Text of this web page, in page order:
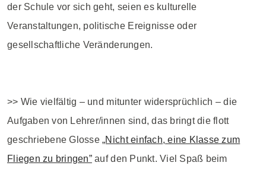
der Schule vor sich geht, seien es kulturelle
Veranstaltungen, politische Ereignisse oder
gesellschaftliche Veränderungen.
>> Wie vielfältig – und mitunter widersprüchlich – die
Aufgaben von Lehrer/innen sind, das bringt die flott
geschriebene Glosse„Nicht einfach, eine Klasse zum
Fliegen zu bringen”auf den Punkt. Viel Spaß beim